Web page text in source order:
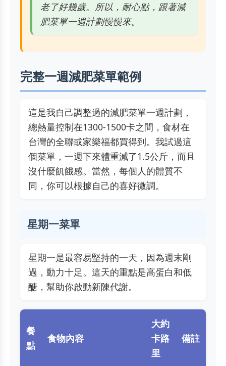
老了好幾歲。所以，耐心點，跟著減
肥菜單一週計劃慢慢來。
完整一週減肥菜單範例
這是我自己調整過的減肥菜單一週計劃，
總熱量控制在1300-1500卡之間，食材在
台灣的全聯或家樂福都買得到。我試過這
個菜單，一週下來體重減了1.5公斤，而且
沒什麼飢餓感。當然，每個人的體質不
同，你可以根據自己的喜好微調。
星期一菜單
星期一是最容易堅持的一天，因為週末剛
過，動力十足。這天的重點是高蛋白和低
醣，幫助你啟動新陳代謝。
餐
點
食物內容
大約
卡路
里
備註